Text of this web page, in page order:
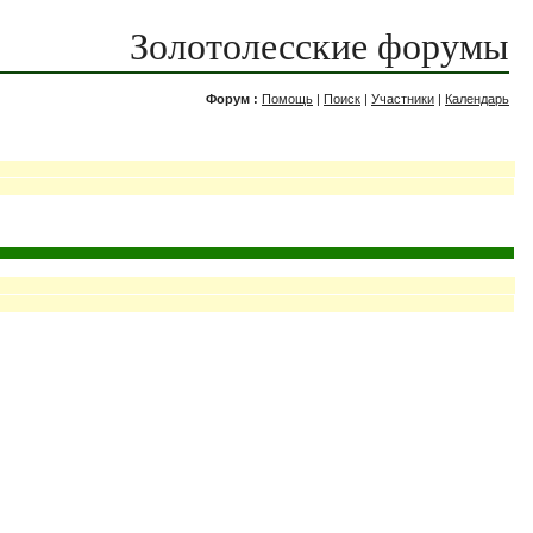
Золотолесские форумы
Форум : Помощь | Поиск | Участники | Календарь